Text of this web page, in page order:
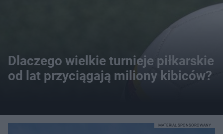
Dlaczego wielkie turnieje piłkarskie
od lat przyciągają miliony kibiców?
MATERIAŁ SPONSOROWANY